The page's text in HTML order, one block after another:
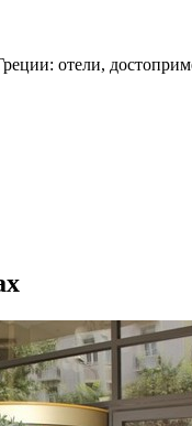
отели,